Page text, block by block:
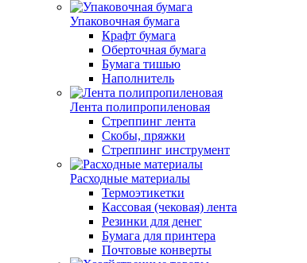
Упаковочная бумага
Крафт бумага
Оберточная бумага
Бумага тишью
Наполнитель
Лента полипропиленовая
Стреппинг лента
Скобы, пряжки
Стреппинг инструмент
Расходные материалы
Термоэтикетки
Кассовая (чековая) лента
Резинки для денег
Бумага для принтера
Почтовые конверты